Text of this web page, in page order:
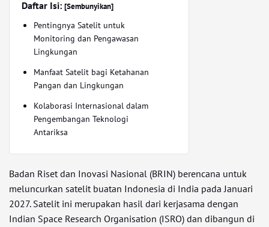
Daftar Isi: [Sembunyikan]
Pentingnya Satelit untuk
Monitoring dan Pengawasan
Lingkungan
Manfaat Satelit bagi Ketahanan
Pangan dan Lingkungan
Kolaborasi Internasional dalam
Pengembangan Teknologi
Antariksa
Badan Riset dan Inovasi Nasional (BRIN) berencana untuk
meluncurkan satelit buatan Indonesia di India pada Januari
2027. Satelit ini merupakan hasil dari kerjasama dengan
Indian Space Research Organisation (ISRO) dan dibangun di